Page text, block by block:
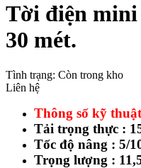
Tời điện mini
30 mét.
Tình trạng: Còn trong kho
Liên hệ
Thông số kỹ thuật
Tải trọng thực :
Tốc độ nâng : 5/
Trọng lượng :